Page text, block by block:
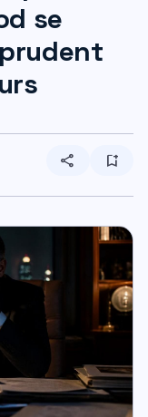
se
share bookmark_add